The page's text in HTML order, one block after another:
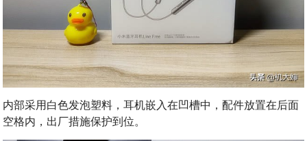
内部采用白色发泡塑料，耳机嵌入在凹槽中，配件放置在后面
空格内，出厂措施保护到位。